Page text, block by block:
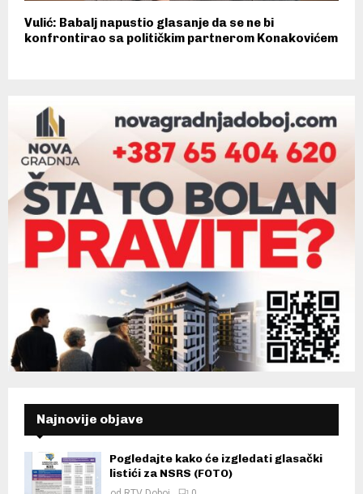
Vulić: Babalj napustio glasanje da se ne bi
konfrontirao sa političkim partnerom Konakovićem
Najnovije objave
Pogledajte kako će izgledati glasački
listići za NSRS (FOTO)